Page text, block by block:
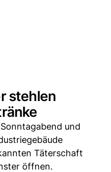
stehlen
und
Täterschaft
öffnen.